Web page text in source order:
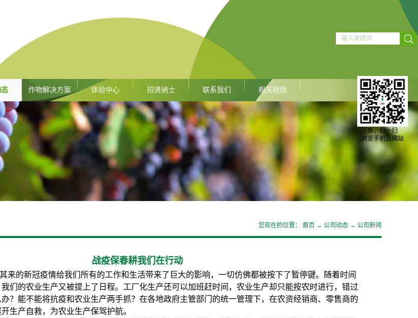
作物解决方案 体验中心 招贤纳士 联系我们 相关视频
您现在的位置： 首页 → 公司动态 → 公司新闻
战疫保春耕我们在行动
来的新冠疫情给我们所有的工作和生活带来了巨大的影响，一切仿佛都被按下了暂停键。随着时间
们的农业生产又被提上了日程。工厂化生产还可以加班赶时间，农业生产却只能按农时进行，错过
？能不能将抗疫和农业生产两手抓？在各地政府主管部门的统一管理下，在农资经销商、零售商的
生产自救，为农业生产保驾护航。
亲，扫一扫
浏览手机云网站